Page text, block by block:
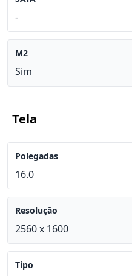
-
M2
Sim
Tela
Polegadas
16.0
Resolução
2560 x 1600
Tipo